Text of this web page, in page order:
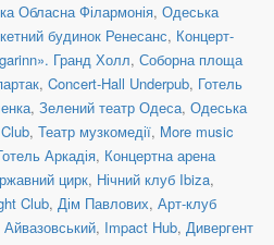
Обласна Філармонія, Одеська
будинок Ренесанс, Концерт-
Гранд Холл, Соборна площа
, Concert-Hall Underpub, Готель
, Зелений театр Одеса, Одеська
, Театр музкомедії, More music
Аркадія, Концертна арена
цирк, Нічний клуб Ibiza,
Club, Дім Павлових, Арт-клуб
Айвазовський, Impact Hub, Дивергент